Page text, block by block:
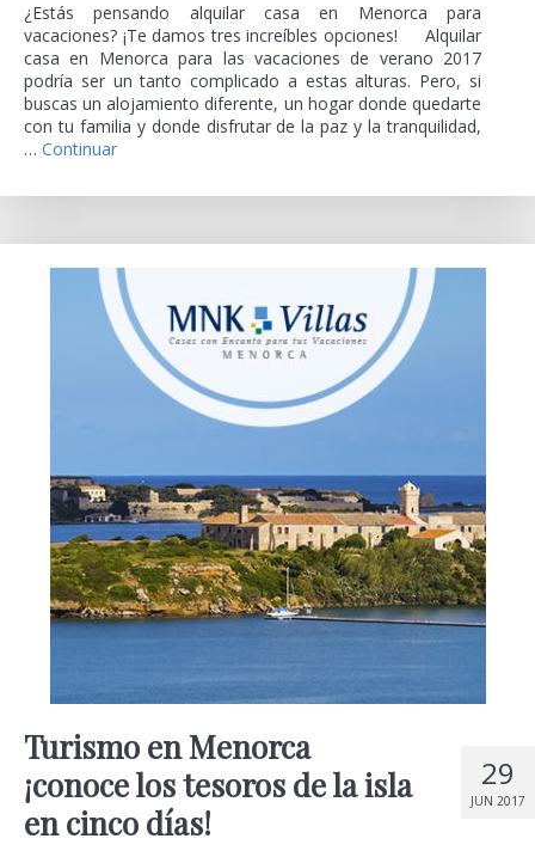
¿Estás pensando alquilar casa en Menorca para
vacaciones? ¡Te damos tres increíbles opciones! Alquilar
casa en Menorca para las vacaciones de verano 2017
podría ser un tanto complicado a estas alturas. Pero, si
buscas un alojamiento diferente, un hogar donde quedarte
con tu familia y donde disfrutar de la paz y la tranquilidad,
… Continuar
29
JUN 2017
Turismo en Menorca
¡conoce los tesoros de la isla
en cinco días!